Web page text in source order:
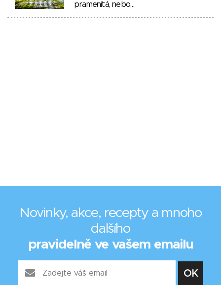
pramenitá, nebo…
Novinky, akce, recepty a mnoho
dalšího
pravidelně ve vašem emailu